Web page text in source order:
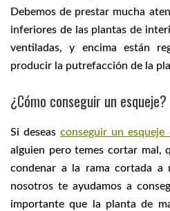
Debemos de prestar mucha
inferiores de las plantas de
ventiladas, y encima están
producir la putrefacción de la
¿Cómo conseguir un esqueje?
Si deseasconseguir un esqueje
alguien pero temes cortar mal,
condenar a la rama cortada a
nosotros te ayudamos a
importante que la planta de